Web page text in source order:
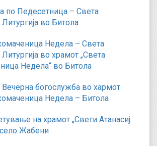
по Педесетница – Света
Литургија во Битола
Недела – Света
во храмот „Света
Недела“ во Битола
Вечерна богослужба во хармот
Недела – Битола
на храмот „Свети Атанасиј
Жабени